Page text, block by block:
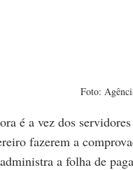
Foto:
é a vez dos
fazerem a
a folha de